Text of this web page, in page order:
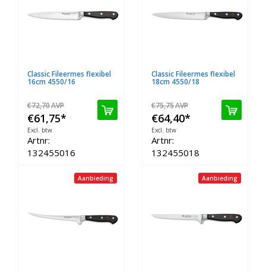
Classic Fileermes flexibel
16cm 4550/16
€72,70AVP
€61,75*
Excl. btw
Artnr:
132455016
Classic Fileermes flexibel
18cm 4550/18
€75,75AVP
€64,40*
Excl. btw
Artnr:
132455018
Aanbieding Aanbieding